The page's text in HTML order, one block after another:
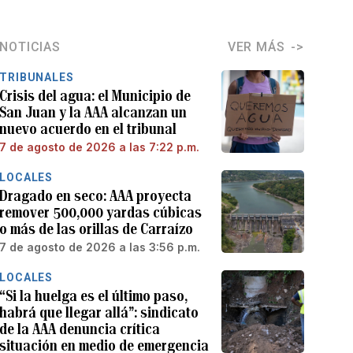
NOTICIAS VER MÁS
TRIBUNALES
Crisis del agua: el Municipio de
San Juan y la AAA alcanzan un
nuevo acuerdo en el tribunal
7 de agosto de 2026 a las 7:22 p.m.
LOCALES
Dragado en seco: AAA proyecta
remover 500,000 yardas cúbicas
o más de las orillas de Carraízo
7 de agosto de 2026 a las 3:56 p.m.
LOCALES
“Si la huelga es el último paso,
habrá que llegar allá”: sindicato
de la AAA denuncia crítica
situación en medio de emergencia